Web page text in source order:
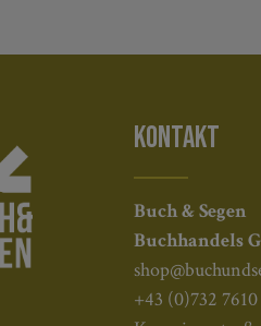
KONTAKT
Buch & Segen
Buchhandels
+43 (0)732 7610